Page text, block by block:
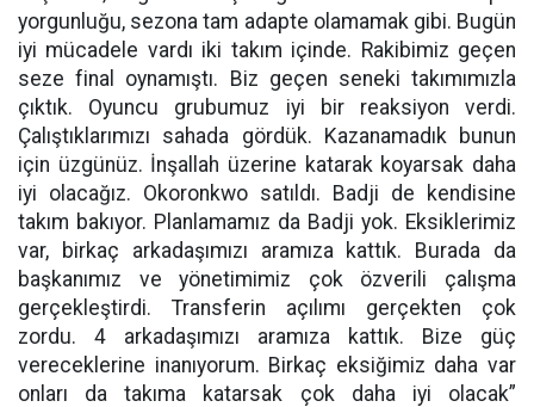
yorgunluğu, sezona tam adapte olamamak gibi. Bugün
iyi mücadele vardı iki takım içinde. Rakibimiz geçen
seze final oynamıştı. Biz geçen seneki takımımızla
çıktık. Oyuncu grubumuz iyi bir reaksiyon verdi.
Çalıştıklarımızı sahada gördük. Kazanamadık bunun
için üzgünüz. İnşallah üzerine katarak koyarsak daha
iyi olacağız. Okoronkwo satıldı. Badji de kendisine
takım bakıyor. Planlamamız da Badji yok. Eksiklerimiz
var, birkaç arkadaşımızı aramıza kattık. Burada da
başkanımız ve yönetimimiz çok özverili çalışma
gerçekleştirdi. Transferin açılımı gerçekten çok
zordu. 4 arkadaşımızı aramıza kattık. Bize güç
vereceklerine inanıyorum. Birkaç eksiğimiz daha var
onları da takıma katarsak çok daha iyi olacak”